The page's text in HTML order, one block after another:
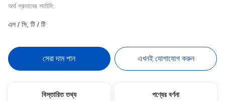
অর্থ প্রদানের শর্তাদি:
এল / সি, টি / টি
সেরা দাম পান এখনই যোগাযোগ করুন
বিস্তারিত তথ্য পণ্যের বর্ণনা